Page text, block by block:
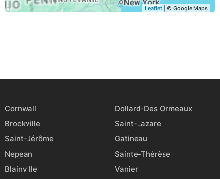
Leaflet | © Google Maps
Cornwall
Dollard-Des Ormeaux
Brockville
Saint-Lazare
Saint-Jérôme
Gatineau
Nepean
Sainte-Thérèse
Blainville
Vanier